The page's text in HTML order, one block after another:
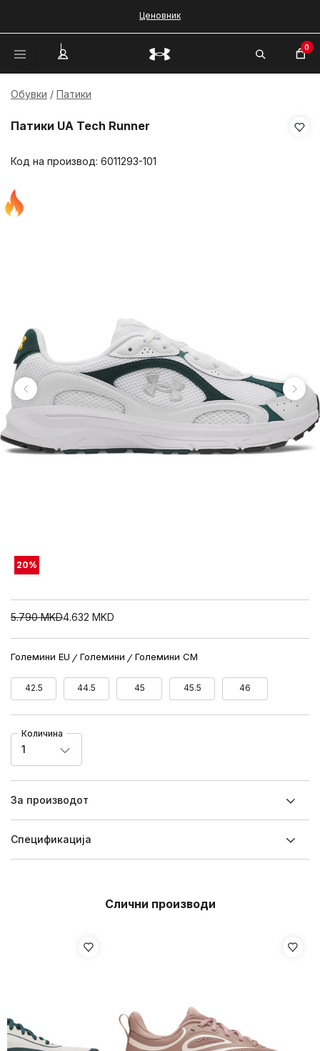
Ценовник
0
Обувки Патики
Патики UA Tech Runner
Код на производ: 6011293-101
20%
5.790 MKD4.632 MKD
Големини EU Големини Големини CM
42.5 44.5 45 45.5 46
Количина
1
За производот
Спецификацијa
Слични производи